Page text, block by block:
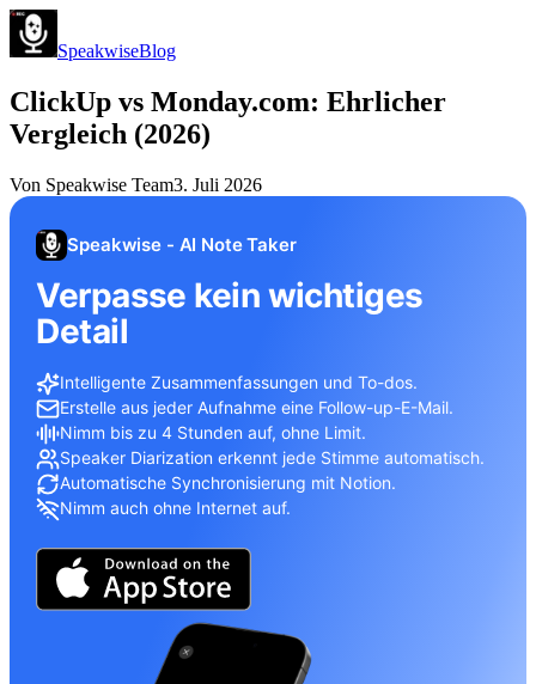
SpeakwiseBlog
ClickUp vs Monday.com: Ehrlicher
Vergleich (2026)
Von Speakwise Team3. Juli 2026
Speakwise - AI Note Taker
Verpasse kein wichtiges
Detail
Intelligente Zusammenfassungen und To-dos.
Erstelle aus jeder Aufnahme eine Follow-up-E-Mail.
Nimm bis zu 4 Stunden auf, ohne Limit.
Speaker Diarization erkennt jede Stimme automatisch.
Automatische Synchronisierung mit Notion.
Nimm auch ohne Internet auf.